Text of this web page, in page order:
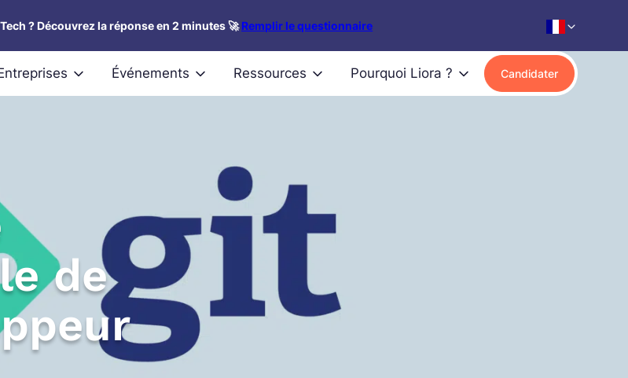
? Découvrez la réponse en 2 minutes 🚀Remplir le questionnaire
Événements Ressources Pourquoi Liora ? Candidater
de